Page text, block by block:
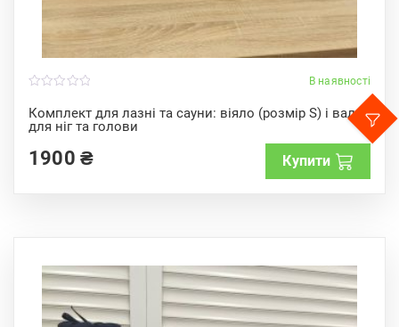
В наявності
Комплект для лазні та сауни: віяло (розмір S) і валик
для ніг та голови
o
u
t
f1900 ₴ Купити